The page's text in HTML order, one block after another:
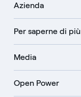
Azienda
Per saperne di più
Media
Open Power